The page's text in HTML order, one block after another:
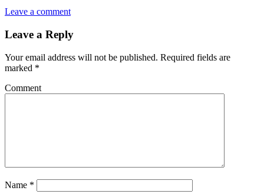
Leave a comment
Leave a Reply
Your email address will not be published. Required fields are
marked *
Comment
Name *